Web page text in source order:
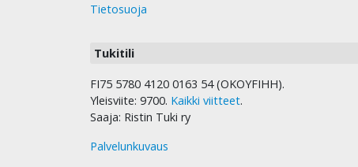
Tietosuoja
Tukitili
FI75 5780 4120 0163 54 (OKOYFIHH).
Yleisviite: 9700. Kaikki viitteet.
Saaja: Ristin Tuki ry
Palvelunkuvaus